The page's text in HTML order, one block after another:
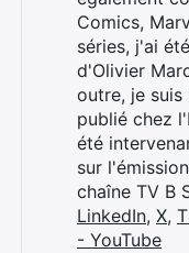
Comics,
séries, j'ai
d'Olivier
outre, je
publié chez
été
sur
chaîne TV B
LinkedIn, X,
- YouTube